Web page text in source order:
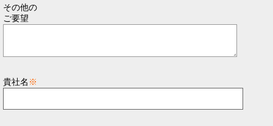
その他の
ご要望
貴社名 ※